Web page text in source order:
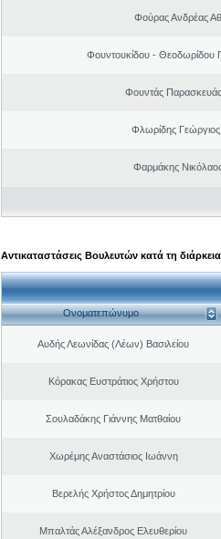
Φούρας Ανδρέας
Φουντουκίδου - Θεοδωρίδου
Φουντάς
Φλωρίδης Γεώργιος
Φαρμάκης
Αντικαταστάσεις Βουλευτών κατά τη
Ονοματεπώνυμο
Αυδής Λεωνίδας (Λέων) Βασιλείου
Κόρακας Ευστράτιος Χρήστου
Σουλαδάκης Γιάννης Ματθαίου
Χωρέμης Αναστάσιος Ιωάννη
Βερελής Χρήστος Δημητρίου
Μπαλτάς Αλέξανδρος Ελευθερίου